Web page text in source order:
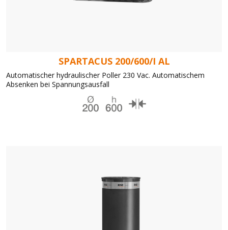
SPARTACUS 200/600/I AL
Automatischer hydraulischer Poller 230 Vac. Automatischem
Absenken bei Spannungsausfall